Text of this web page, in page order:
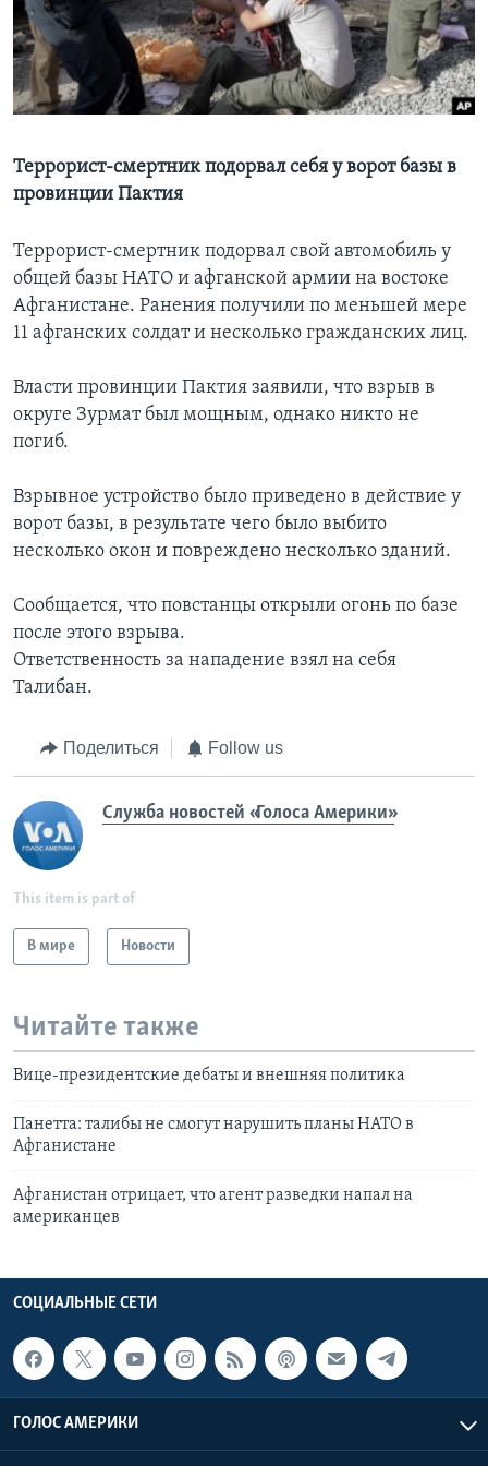
Learning English
СОЦИАЛЬНЫЕ СЕТИ
Языки
Террорист-смертник подорвал себя у ворот базы в
провинции Пактия
Террорист-смертник подорвал свой автомобиль у
общей базы НАТО и афганской армии на востоке
Афганистане. Ранения получили по меньшей мере
11 афганских солдат и несколько гражданских лиц.
Власти провинции Пактия заявили, что взрыв в
округе Зурмат был мощным, однако никто не
погиб.
Взрывное устройство было приведено в действие у
ворот базы, в результате чего было выбито
несколько окон и повреждено несколько зданий.
Сообщается, что повстанцы открыли огонь по базе
после этого взрыва.
Ответственность за нападение взял на себя
Талибан.
Поделиться Follow us
Служба новостей «Голоса Америки»
This item is part of
В мире Новости
Читайте также
Вице-президентские дебаты и внешняя политика
Панетта: талибы не смогут нарушить планы НАТО в
Афганистане
Афганистан отрицает, что агент разведки напал на
американцев
СОЦИАЛЬНЫЕ СЕТИ
ГОЛОС АМЕРИКИ